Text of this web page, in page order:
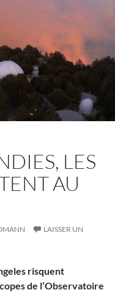
LES
AU
LAISSER UN
risquent
de l’Observatoire